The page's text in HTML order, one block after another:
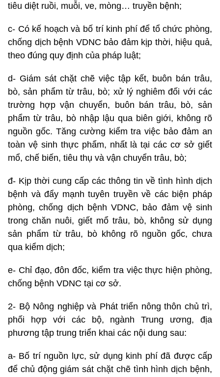
tiêu diệt ruồi, muỗi, ve, mòng… truyền bệnh;
c- Có kế hoạch và bố trí kinh phí để tổ chức phòng,
chống dịch bệnh VDNC bảo đảm kịp thời, hiệu quả,
theo đúng quy định của pháp luật;
d- Giám sát chặt chẽ việc tập kết, buôn bán trâu,
bò, sản phẩm từ trâu, bò; xử lý nghiêm đối với các
trường hợp vận chuyển, buôn bán trâu, bò, sản
phẩm từ trâu, bò nhập lậu qua biên giới, không rõ
nguồn gốc. Tăng cường kiểm tra việc bảo đảm an
toàn vệ sinh thực phẩm, nhất là tại các cơ sở giết
mổ, chế biến, tiêu thụ và vận chuyển trâu, bò;
đ- Kịp thời cung cấp các thông tin về tình hình dịch
bệnh và đẩy mạnh tuyên truyền về các biện pháp
phòng, chống dịch bệnh VDNC, bảo đảm vệ sinh
trong chăn nuôi, giết mổ trâu, bò, không sử dụng
sản phẩm từ trâu, bò không rõ nguồn gốc, chưa
qua kiểm dịch;
e- Chỉ đạo, đôn đốc, kiểm tra việc thực hiện phòng,
chống bệnh VDNC tại cơ sở.
2- Bộ Nông nghiệp và Phát triển nông thôn chủ trì,
phối hợp với các bộ, ngành Trung ương, địa
phương tập trung triển khai các nội dung sau:
a- Bố trí nguồn lực, sử dụng kinh phí đã được cấp
để chủ động giám sát chặt chẽ tình hình dịch bệnh,